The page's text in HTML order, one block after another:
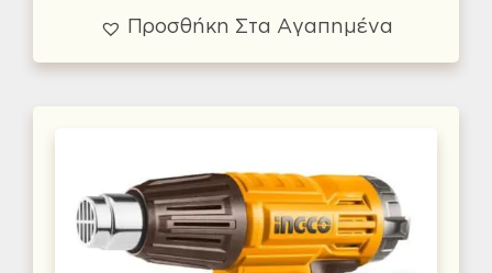
Προσθήκη Στα Αγαπημένα